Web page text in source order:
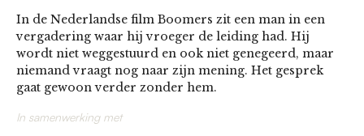
In de Nederlandse film Boomers zit een man in een
vergadering waar hij vroeger de leiding had. Hij
wordt niet weggestuurd en ook niet genegeerd, maar
niemand vraagt nog naar zijn mening. Het gesprek
gaat gewoon verder zonder hem.
In samenwerking met